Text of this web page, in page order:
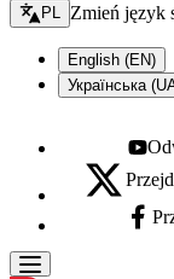
Zmień język -
PL Zmień język
English (EN)
Українська
X - otwiera się